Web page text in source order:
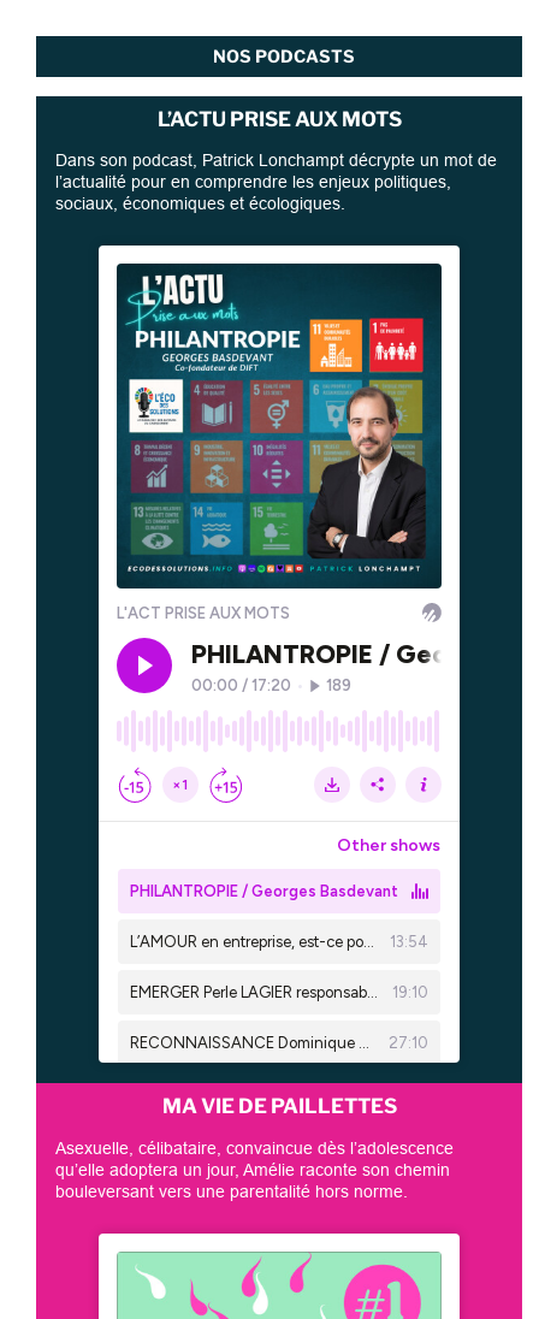
NOS PODCASTS
L’ACTU PRISE AUX MOTS
Dans son podcast, Patrick Lonchampt décrypte un mot de
l’actualité pour en comprendre les enjeux politiques,
sociaux, économiques et écologiques.
MA VIE DE PAILLETTES
Asexuelle, célibataire, convaincue dès l’adolescence
qu’elle adoptera un jour, Amélie raconte son chemin
bouleversant vers une parentalité hors norme.